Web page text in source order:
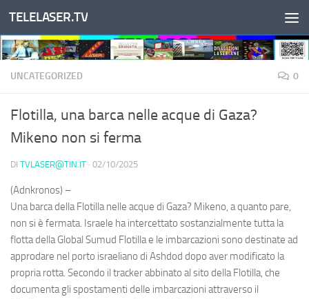
Salta al contenuto
TELELASER.TV
UNCATEGORIZED 0
Flotilla, una barca nelle acque di Gaza?
Mikeno non si ferma
DI TVLASER@TIN.IT · 02/10/2025
(Adnkronos) –
Una barca della Flotilla nelle acque di Gaza? Mikeno, a quanto pare,
non si è fermata. Israele ha intercettato sostanzialmente tutta la
flotta della Global Sumud Flotilla e le imbarcazioni sono destinate ad
approdare nel porto israeliano di Ashdod dopo aver modificato la
propria rotta. Secondo il tracker abbinato al sito della Flotilla, che
documenta gli spostamenti delle imbarcazioni attraverso il